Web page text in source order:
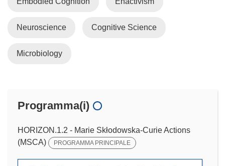
Neuroscience Cognitive Science
Microbiology
Programma(i)
HORIZON.1.2 - Marie Skłodowska-Curie Actions
(MSCA)
PROGRAMMA PRINCIPALE